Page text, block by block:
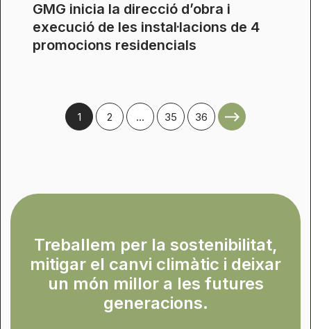
GMG inicia la direcció d’obra i
execució de les instal·lacions de 4
promocions residencials
1 2 … 35 36
Treballem per la sostenibilitat,
mitigar el canvi climàtic i deixar
un món millor a les futures
generacions.